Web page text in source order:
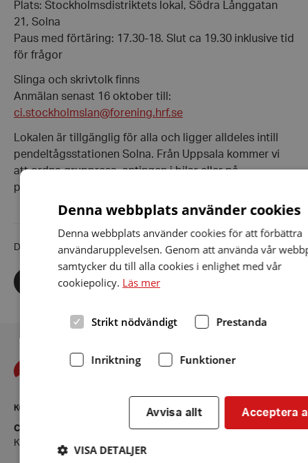
Plats: Stockholmsdistriktets lokal, Södra Långgatan
21, Solna
Paus med förtäring: 17.30-18. Slut ca 19.30 inklusive tid
för frågor
Slinga och skrivtolk finns
Anmälan senast 16 oktober till:
ci.stockholmslan@forening.hrf.se
Lokalen är tillgänglig för alla och ligger alldeles intill
pendeltågsstationen Solna. Från Uppsala kommer vi
att ordna gruppresa, antingen i bilar eller på
pendeltåget.
Dela artikeln i sociala medier
Dela
via
facebook
Dela
via
Dela
via
KONTAKT
CI-föreningen i Stockholms län
Kontaktsida
Denna webbplats använder cookies
Denna webbplats använder cookies för att förbättra
användarupplevelsen. Genom att använda vår
samtycker du till alla cookies i enlighet med vår
cookiepolicy. Läs mer
Strikt nödvändigt Prestanda
Inriktning Funktioner
Acceptera
Avvisa allt
VISA DETALJER